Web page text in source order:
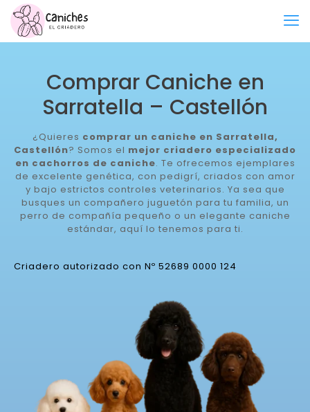
Comprar Caniche en
Sarratella – Castellón
¿Quieres comprar un caniche en Sarratella,
Castellón? Somos el mejor criadero especializado
en cachorros de caniche. Te ofrecemos ejemplares
de excelente genética, con pedigrí, criados con amor
y bajo estrictos controles veterinarios. Ya sea que
busques un compañero juguetón para tu familia, un
perro de compañía pequeño o un elegante caniche
estándar, aquí lo tenemos para ti.
Criadero autorizado con Nº 52689 0000 124